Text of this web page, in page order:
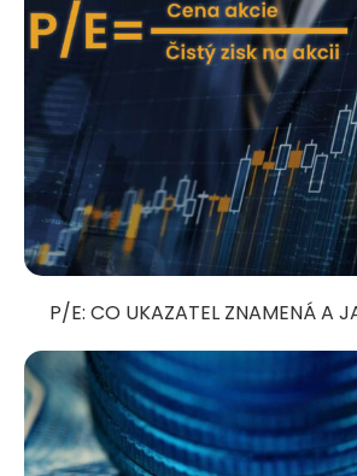
P/E: CO UKAZATEL ZNAMENÁ A